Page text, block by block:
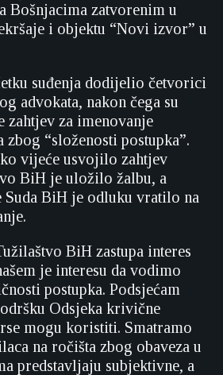
Bošnjacima zatvorenim u
i objektu “Novi izvor” u
suđenja dodijelio četvorici
advokata, nakon čega su
zahtjev za imenovanje
zbog “složenosti postupka”.
vijeće usvojilo zahtjev
BiH je uložilo žalbu, a
Suda BiH je odluku vratilo na
BiH zastupa interes
je interesu da vodimo
postupka. Podsjećam
Odsjeka krivične
mogu koristiti. Smatramo
na ročišta zbog obaveza u
predstavljaju subjektivne, a